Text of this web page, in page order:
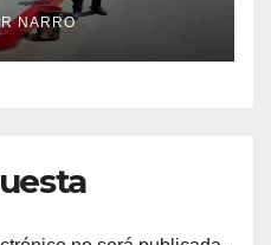
en Los
NARRO